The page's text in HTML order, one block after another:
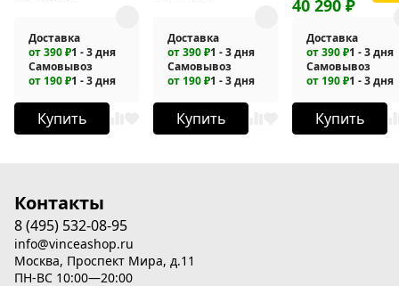
Доставка
от 390 ₽1 - 3 дня
Самовывоз
от 190 ₽1 - 3 дня
Купить
Доставка
от 390 ₽1 - 3 дня
Самовывоз
от 190 ₽1 - 3 дня
Купить
40 290 ₽
Доставка
от 390 ₽1 - 3 дня
Самовывоз
от 190 ₽1 - 3 дня
Купить
Контакты
8 (495) 532-08-95
info@vinceashop.ru
Москва, Проспект Мира, д.11
ПН-ВС 10:00—20:00